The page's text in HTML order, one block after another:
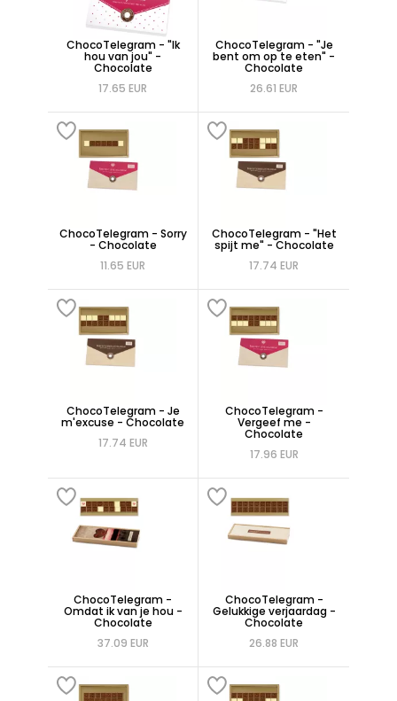
ChocoTelegram - "Ik
hou van jou" -
Chocolate
17.65 EUR
ChocoTelegram - "Je
bent om op te eten" -
Chocolate
26.61 EUR
ChocoTelegram - Sorry
- Chocolate
11.65 EUR
ChocoTelegram - "Het
spijt me" - Chocolate
17.74 EUR
ChocoTelegram - Je
m'excuse - Chocolate
17.74 EUR
ChocoTelegram -
Vergeef me -
Chocolate
17.96 EUR
ChocoTelegram -
Omdat ik van je hou -
Chocolate
37.09 EUR
ChocoTelegram -
Gelukkige verjaardag -
Chocolate
26.88 EUR